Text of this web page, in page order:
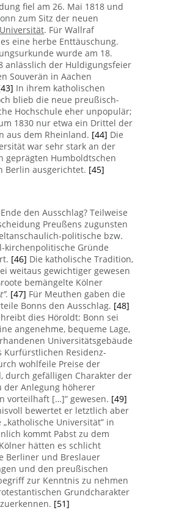
fiel am 26. Mai 1818 und
zum Sitz der neuen
. Für Wallraf
eine herbe Enttäuschung.
wurde am 18.
anlässlich der Huldigungsfeier
Souverän in Aachen
In ihrem katholischen
blieb die neue preußisch-
Hochschule eher unpopulär;
1830 nur etwa ein Drittel der
aus dem Rheinland. [44] Die
war sehr stark an der
geprägten Humboldtschen
Berlin ausgerichtet. [45]
den Ausschlag? Teilweise
Preußens zugunsten
politische bzw.
kirchenpolitische Gründe
[46] Die katholische Tradition,
weitaus gewichtiger gewesen
bemängelte Kölner
. [47] Für Meuthen gaben die
Bonns den Ausschlag. [48]
dies Höroldt: Bonn sei
angenehme, bequeme Lage,
Universitätsgebäude
Kurfürstlichen Residenz-
wohlfeile Preise der
durch gefälligen Charakter der
der Anlegung höherer
vorteilhaft […]” gewesen. [49]
bewertet er letztlich aber
Universität” in
kommt Pabst zu dem
hätten es schlicht
Berliner und Breslauer
und den preußischen
zur Kenntnis zu nehmen
Grundcharakter
[51]